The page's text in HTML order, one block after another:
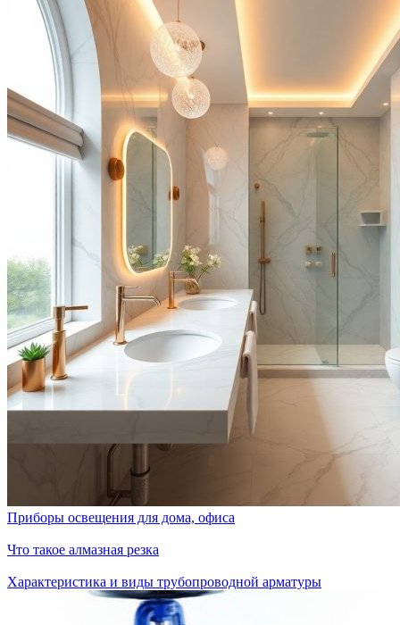
Приборы освещения для дома, офиса
Что такое алмазная резка
Характеристика и виды трубопроводной арматуры